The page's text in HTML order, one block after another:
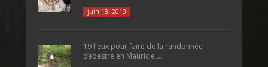
juin 18, 2013
19 lieux pour faire de la randonnée
pédestre en Mauricie,...